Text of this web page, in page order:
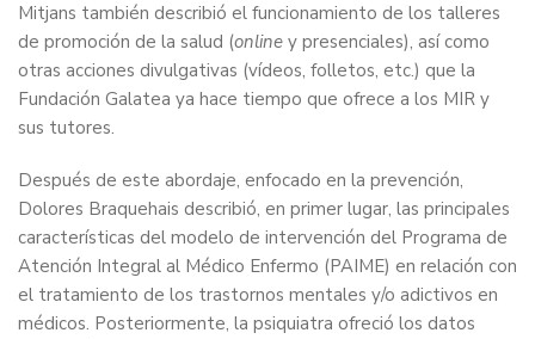
Mitjans también describió el funcionamiento de los talleres
de promoción de la salud (online y presenciales), así como
otras acciones divulgativas (vídeos, folletos, etc.) que la
Fundación Galatea ya hace tiempo que ofrece a los MIR y
sus tutores.
Después de este abordaje, enfocado en la prevención,
Dolores Braquehais describió, en primer lugar, las principales
características del modelo de intervención del Programa de
Atención Integral al Médico Enfermo (PAIME) en relación con
el tratamiento de los trastornos mentales y/o adictivos en
médicos. Posteriormente, la psiquiatra ofreció los datos